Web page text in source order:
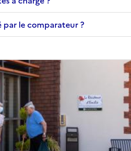
par le comparateur ?